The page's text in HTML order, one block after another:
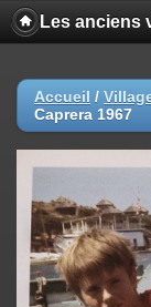
Les anciens
Accueil /
Caprera 1967